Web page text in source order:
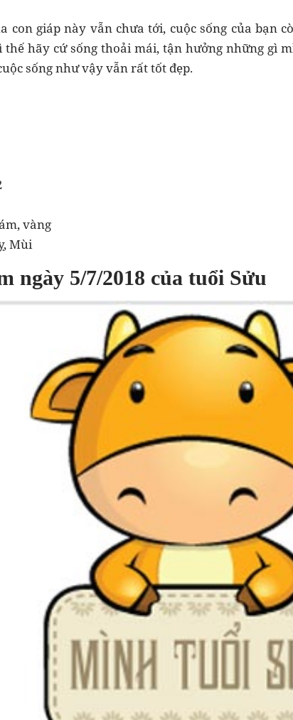
con giáp này vẫn chưa tới, cuộc sống của bạn
hãy cứ sống thoải mái, tận hưởng những gì
sống như vậy vẫn rất tốt đẹp.
vàng
Mùi
ngày 5/7/2018 của tuổi Sửu